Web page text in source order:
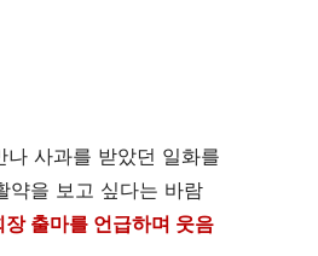
사과를 받았던 일화를
약을 보고 싶다는 바람
출마를 언급하며 웃음